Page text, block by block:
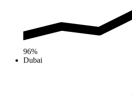
96%
Dubai